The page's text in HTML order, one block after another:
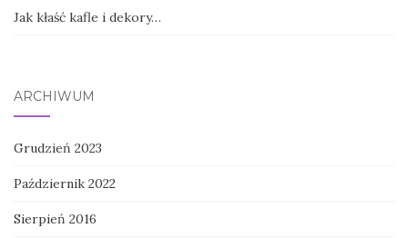
Jak kłaść kafle i dekory…
ARCHIWUM
Grudzień 2023
Październik 2022
Sierpień 2016